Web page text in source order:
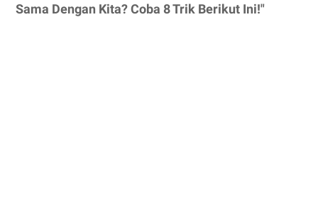
Sama Dengan Kita? Coba 8 Trik Berikut Ini!"